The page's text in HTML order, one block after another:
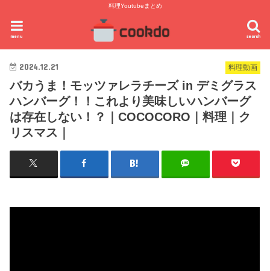
料理Youtubeまとめ
search
menu
料理動画
2024.12.21
バカうま！モッツァレラチーズ in デミグラス
ハンバーグ！！これより美味しいハンバーグ
は存在しない！？｜COCOCORO｜料理｜ク
リスマス｜